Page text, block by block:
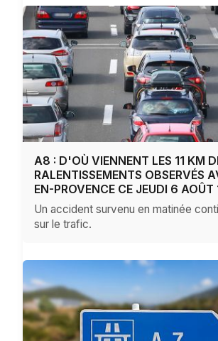
A8 : D'OÙ VIENNENT LES 11 KM
RALENTISSEMENTS OBSERVÉS
EN-PROVENCE CE JEUDI 6 AOÛT
Un accident survenu en matinée
sur le trafic.